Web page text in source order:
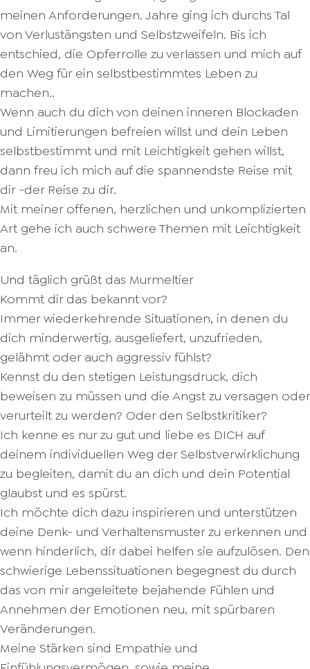
meinen Anforderungen. Jahre ging ich durchs Tal
von Verlustängsten und Selbstzweifeln. Bis ich
entschied, die Opferrolle zu verlassen und mich auf
den Weg für ein selbstbestimmtes Leben zu
machen..
Wenn auch du dich von deinen inneren Blockaden
und Limitierungen befreien willst und dein Leben
selbstbestimmt und mit Leichtigkeit gehen willst,
dann freu ich mich auf die spannendste Reise mit
dir -der Reise zu dir.
Mit meiner offenen, herzlichen und unkomplizierten
Art gehe ich auch schwere Themen mit Leichtigkeit
an.
Und täglich grüßt das Murmeltier
Kommt dir das bekannt vor?
Immer wiederkehrende Situationen, in denen du
dich minderwertig, ausgeliefert, unzufrieden,
gelähmt oder auch aggressiv fühlst?
Kennst du den stetigen Leistungsdruck, dich
beweisen zu müssen und die Angst zu versagen oder
verurteilt zu werden? Oder den Selbstkritiker?
Ich kenne es nur zu gut und liebe es DICH auf
deinem individuellen Weg der Selbstverwirklichung
zu begleiten, damit du an dich und dein Potential
glaubst und es spürst.
Ich möchte dich dazu inspirieren und unterstützen
deine Denk- und Verhaltensmuster zu erkennen und
wenn hinderlich, dir dabei helfen sie aufzulösen. Den
schwierige Lebenssituationen begegnest du durch
das von mir angeleitete bejahende Fühlen und
Annehmen der Emotionen neu, mit spürbaren
Veränderungen.
Meine Stärken sind Empathie und